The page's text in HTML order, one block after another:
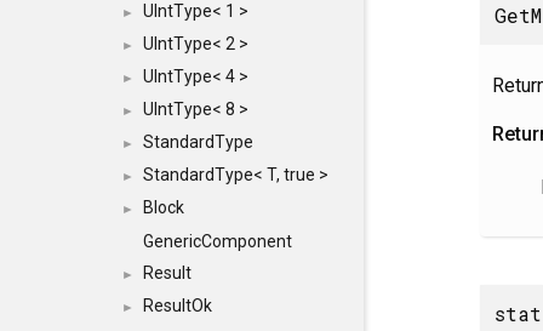
► UIntType< 1 >
► UIntType< 2 >
► UIntType< 4 >
► UIntType< 8 >
► StandardType
► StandardType< T, true >
►
Block
GenericComponent
► Result
►
ResultOk